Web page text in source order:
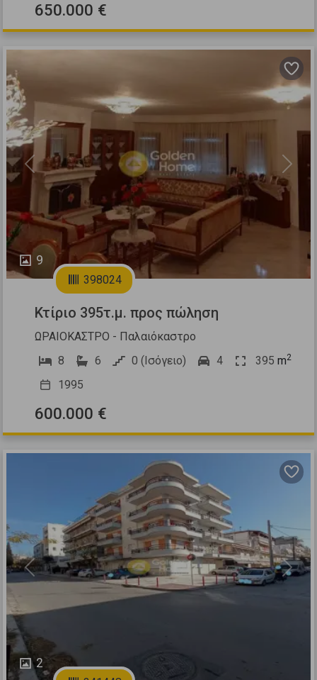
650.000 €
9
Previous Next
398024
Κτίριο 395τ.μ. προς πώληση
ΩΡΑΙΟΚΑΣΤΡΟ - Παλαιόκαστρο
8
6 0 (Ισόγειο) 4 395 m2
1995
600.000 €
2
Previous Next